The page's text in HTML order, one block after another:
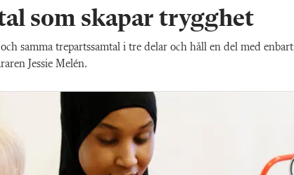
som skapar trygghet
samma trepartssamtal i tre delar och håll en del med enbart
Jessie Melén.